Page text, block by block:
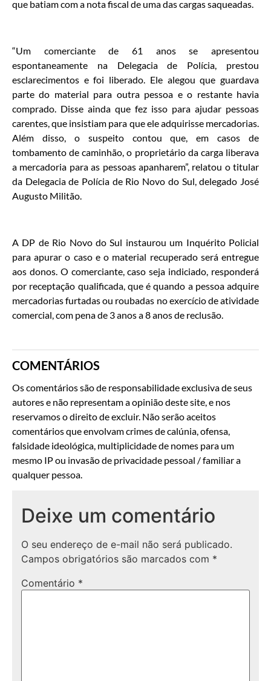
que batiam com a nota fiscal de uma das cargas saqueadas.
“Um comerciante de 61 anos se apresentou
espontaneamente na Delegacia de Polícia, prestou
esclarecimentos e foi liberado. Ele alegou que guardava
parte do material para outra pessoa e o restante havia
comprado. Disse ainda que fez isso para ajudar pessoas
carentes, que insistiam para que ele adquirisse mercadorias.
Além disso, o suspeito contou que, em casos de
tombamento de caminhão, o proprietário da carga liberava
a mercadoria para as pessoas apanharem”, relatou o titular
da Delegacia de Polícia de Rio Novo do Sul, delegado José
Augusto Militão.
A DP de Rio Novo do Sul instaurou um Inquérito Policial
para apurar o caso e o material recuperado será entregue
aos donos. O comerciante, caso seja indiciado, responderá
por receptação qualificada, que é quando a pessoa adquire
mercadorias furtadas ou roubadas no exercício de atividade
comercial, com pena de 3 anos a 8 anos de reclusão.
COMENTÁRIOS
Os comentários são de responsabilidade exclusiva de seus
autores e não representam a opinião deste site, e nos
reservamos o direito de excluir. Não serão aceitos
comentários que envolvam crimes de calúnia, ofensa,
falsidade ideológica, multiplicidade de nomes para um
mesmo IP ou invasão de privacidade pessoal / familiar a
qualquer pessoa.
Deixe um comentário
O seu endereço de e-mail não será publicado.
Campos obrigatórios são marcados com *
Comentário *